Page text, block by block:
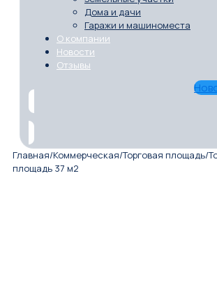
Дома и дачи
Гаражи и машиноместа
О компании
Новости
Отзывы
Главная/Коммерческая/Торговая площадь/
площадь 37 м2